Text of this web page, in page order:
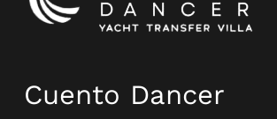
Cuento Dancer